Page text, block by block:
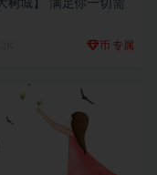
币 专属